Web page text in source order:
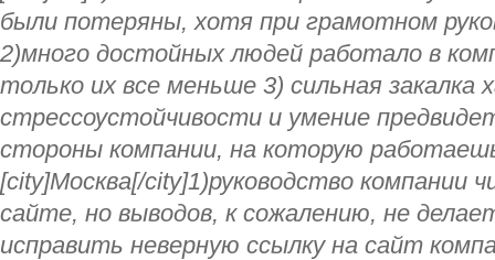
были потеряны, хотя при грамотном
2)много достойных людей работало в
только их все меньше 3) сильная закалка
стрессоустойчивости и умение
стороны компании, на которую
[city]Москва[/city]1)руководство
сайте, но выводов, к сожалению, не
исправить неверную ссылку на сайт